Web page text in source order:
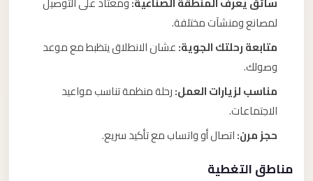
لمصانع ومنشآت مختلفة.
متابعة رحلتك الجوية:عشان الانطلاق يتظبط مع موعد
وصولك.
مناسب لزيارات العمل:رحلة منظمة تناسب مواعيد
الاجتماعات.
حجز مرن:اتصال أو واتساب مع تأكيد سريع.
مناطق التغطية